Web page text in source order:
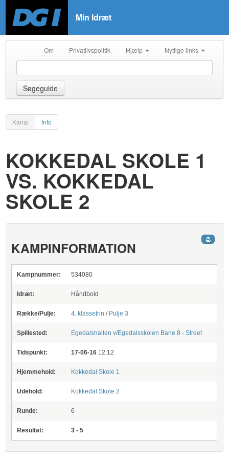
Min Idræt
Om Privatlivspolitik Hjælp Nyttige links
Søgeguide
Kamp Info
KOKKEDAL SKOLE 1
VS. KOKKEDAL
SKOLE 2
KAMPINFORMATION
Kampnummer: 534080
Idræt: Håndbold
Række/Pulje: 4. klassetrin/ Pulje 3
Spillested: Egedalshallen v/Egedalsskolen Bane 8 - Street
Tidspunkt: 17-06-16 12:12
Hjemmehold: Kokkedal Skole 1
Udehold: Kokkedal Skole 2
Runde: 6
Resultat: 3 - 5